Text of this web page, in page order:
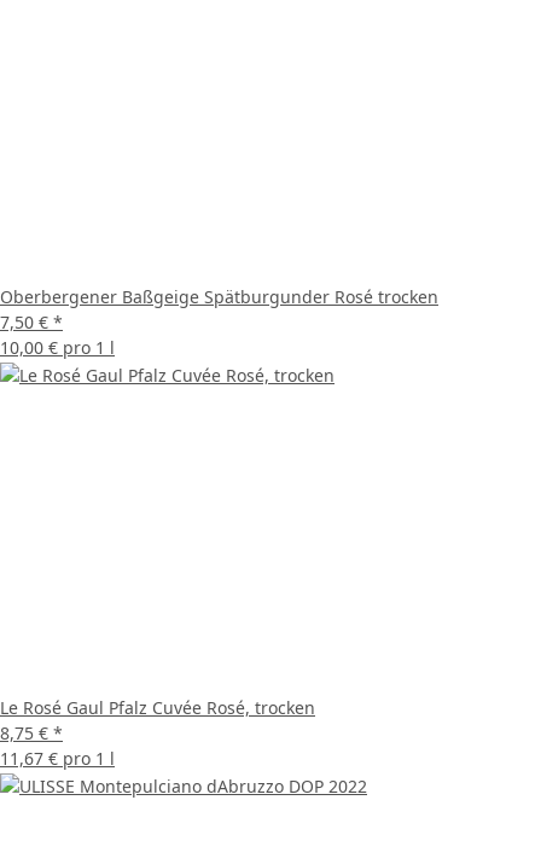
Oberbergener Baßgeige Spätburgunder Rosé trocken
7,50 € *
10,00 € pro 1 l
Le Rosé Gaul Pfalz Cuvée Rosé, trocken
8,75 € *
11,67 € pro 1 l